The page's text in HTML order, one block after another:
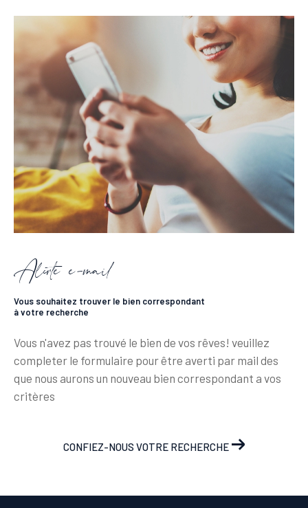
Alerte e-mail
Vous souhaitez trouver le bien correspondant
à votre recherche
Vous n'avez pas trouvé le bien de vos rêves! veuillez
completer le formulaire pour être averti par mail des
que nous aurons un nouveau bien correspondant a vos
critères
CONFIEZ-NOUS VOTRE RECHERCHE